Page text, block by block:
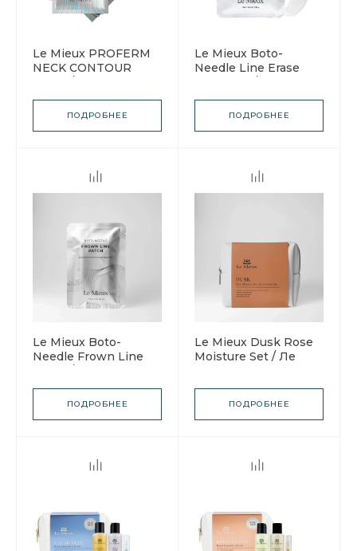
Le Mieux PROFERM
NECK CONTOUR
Контурная маска с
ферментами для
ПОДРОБНЕЕ
Le Mieux Boto-
Needle Line Erase
Бото-патчи для кожи
вокруг глаз
ПОДРОБНЕЕ
Le Mieux Boto-
Needle Frown Line
Бото-патчи для зоны
межбровья
ПОДРОБНЕЕ
Le Mieux Dusk Rose
Moisture Set / Ле
увлажняющий
ПОДРОБНЕЕ